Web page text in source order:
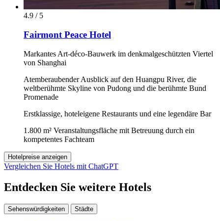
4.9 / 5
Fairmont Peace Hotel
Markantes Art-déco-Bauwerk im denkmalgeschützten Viertel
von Shanghai
Atemberaubender Ausblick auf den Huangpu River, die
weltberühmte Skyline von Pudong und die berühmte Bund
Promenade
Erstklassige, hoteleigene Restaurants und eine legendäre Bar
1.800 m² Veranstaltungsfläche mit Betreuung durch ein
kompetentes Fachteam
Hotelpreise anzeigen
Vergleichen Sie Hotels mit ChatGPT
Entdecken Sie weitere Hotels
Sehenswürdigkeiten Städte